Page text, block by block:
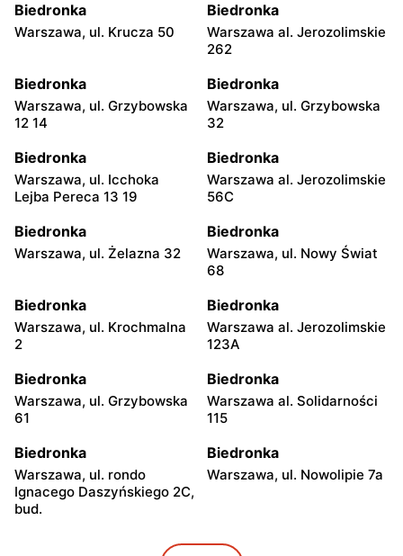
Biedronka
Warszawa, ul. Krucza 50
Biedronka
Warszawa al. Jerozolimskie
262
Biedronka
Warszawa, ul. Grzybowska
12 14
Biedronka
Warszawa, ul. Grzybowska
32
Biedronka
Warszawa, ul. Icchoka
Lejba Pereca 13 19
Biedronka
Warszawa al. Jerozolimskie
56C
Biedronka
Warszawa, ul. Żelazna 32
Biedronka
Warszawa, ul. Nowy Świat
68
Biedronka
Warszawa, ul. Krochmalna
2
Biedronka
Warszawa al. Jerozolimskie
123A
Biedronka
Warszawa, ul. Grzybowska
61
Biedronka
Warszawa al. Solidarności
115
Biedronka
Warszawa, ul. rondo
Ignacego Daszyńskiego 2C,
bud.
Biedronka
Warszawa, ul. Nowolipie 7a
Biedronka